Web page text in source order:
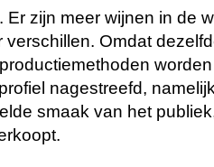
Er zijn meer wijnen in de
Omdat
nagestreefd,
smaak van het